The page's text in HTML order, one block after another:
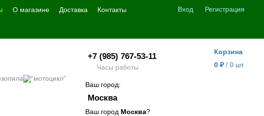
Вход Регистрация
О магазине Доставка Контакты
+7 (985) 767-53-11
Часы работы
Ваш город:
Москва
Ваш город Москва?
Корзина
0 ₽ / 0 шт.